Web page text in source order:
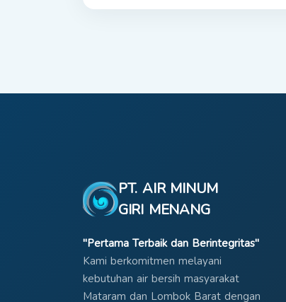
PT. AIR MINUM
GIRI MENANG
"Pertama Terbaik dan Berintegritas"
Kami berkomitmen melayani
kebutuhan air bersih masyarakat
Mataram dan Lombok Barat dengan